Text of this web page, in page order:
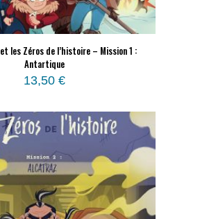
les Zéros de l’histoire – Mission 1 :
Antartique
13,50 €